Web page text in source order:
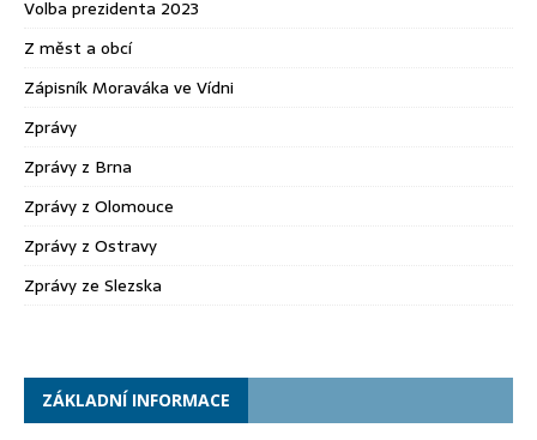
Volba prezidenta 2023
Z měst a obcí
Zápisník Moraváka ve Vídni
Zprávy
Zprávy z Brna
Zprávy z Olomouce
Zprávy z Ostravy
Zprávy ze Slezska
ZÁKLADNÍ INFORMACE